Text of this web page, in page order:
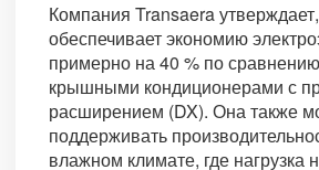
Компания Transaera
обеспечивает экономию
примерно на 40 % по
крышными кондиционерами с
расширением (DX). Она также
поддерживать
влажном климате, где нагрузка